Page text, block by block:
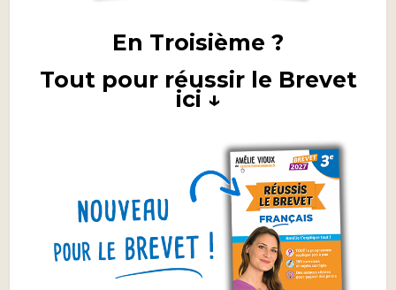
En Troisième ?
Tout pour réussir le Brevet
ici ↓